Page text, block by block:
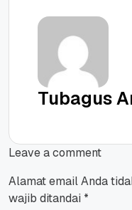
Tubagus
Leave a comment
Alamat email Anda
wajib ditandai *